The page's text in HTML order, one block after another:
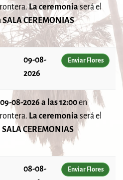
La ceremoniaserá el
SALA CEREMONIAS
09-08-
2026
Enviar Flores
09-08-2026 a las 12:00en
La ceremonia será el
SALA CEREMONIAS
08-08-
Enviar Flores